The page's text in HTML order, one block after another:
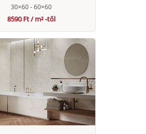
30×60 - 60×60
8590 Ft / m² -től